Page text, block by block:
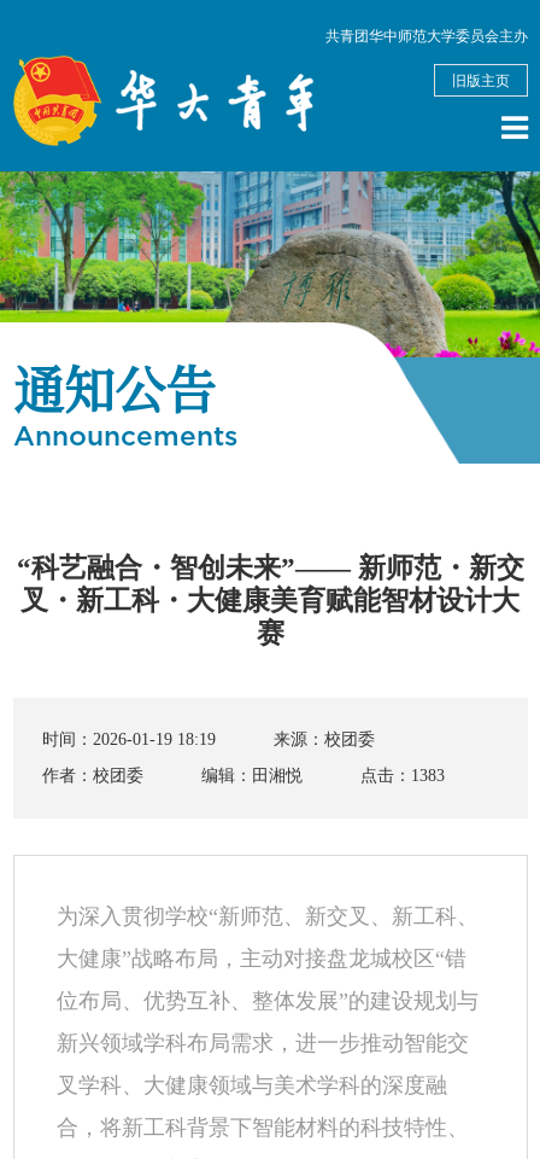
共青团华中师范大学委员会主办
旧版主页
通知公告
Announcements
“科艺融合・智创未来”—— 新师范・新交
叉・新工科・大健康美育赋能智材设计大
赛
时间：2026-01-19 18:19
来源：校团委
作者：校团委
编辑：田湘悦 点击： 1383
为深入贯彻学校“新师范、新交叉、新工科、
大健康”战略布局，主动对接盘龙城校区“错
位布局、优势互补、整体发展”的建设规划与
新兴领域学科布局需求，进一步推动智能交
叉学科、大健康领域与美术学科的深度融
合，将新工科背景下智能材料的科技特性、